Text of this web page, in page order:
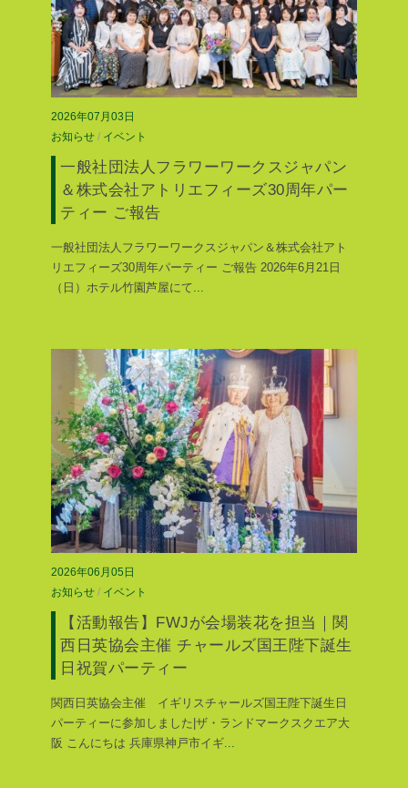
2026年07月03日
お知らせ / イベント
一般社団法人フラワーワークスジャパン
＆株式会社アトリエフィーズ30周年パー
ティー ご報告
一般社団法人フラワーワークスジャパン＆株式会社アト
リエフィーズ30周年パーティー ご報告 2026年6月21日
（日）ホテル竹園芦屋にて...
2026年06月05日
お知らせ / イベント
【活動報告】FWJが会場装花を担当｜関
西日英協会主催 チャールズ国王陛下誕生
日祝賀パーティー
関西日英協会主催 イギリスチャールズ国王陛下誕生日
パーティーに参加しました|ザ・ランドマークスクエア大
阪 こんにちは 兵庫県神戸市イギ...